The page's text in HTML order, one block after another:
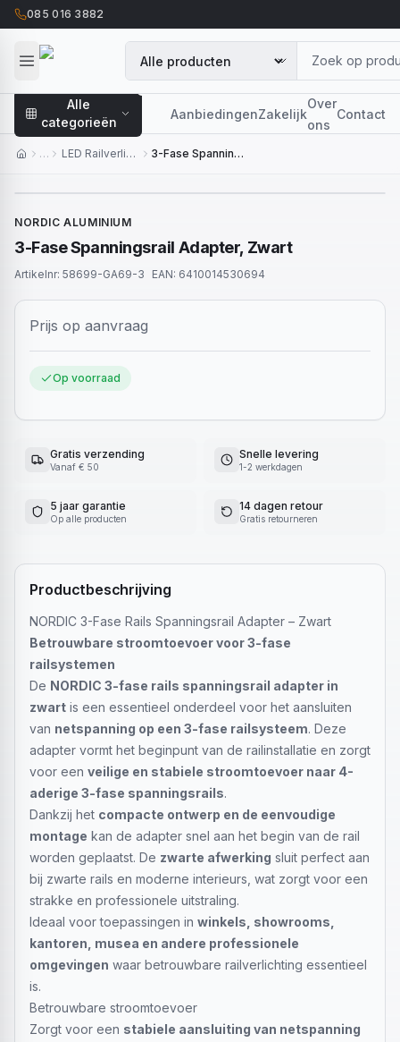
085 016 3882
Alle
categorieën
AanbiedingenZakelijk
Over
ons
Contact
… LED Railverlichting 3-Fase Spanningsrail Adapter, Zwart
NORDIC ALUMINIUM
3-Fase Spanningsrail Adapter, Zwart
Artikelnr: 58699-GA69-3 EAN: 6410014530694
Prijs op aanvraag
Op voorraad
Gratis verzending
Vanaf € 50
Snelle levering
1-2 werkdagen
5 jaar garantie
Op alle producten
14 dagen retour
Gratis retourneren
Productbeschrijving
NORDIC 3-Fase Rails Spanningsrail Adapter – Zwart
Betrouwbare stroomtoevoer voor 3-fase
railsystemen
De NORDIC 3-fase rails spanningsrail adapter in
zwart is een essentieel onderdeel voor het aansluiten
van netspanning op een 3-fase railsysteem. Deze
adapter vormt het beginpunt van de railinstallatie en zorgt
voor een veilige en stabiele stroomtoevoer naar 4-
aderige 3-fase spanningsrails.
Dankzij het compacte ontwerp en de eenvoudige
montage kan de adapter snel aan het begin van de rail
worden geplaatst. De zwarte afwerking sluit perfect aan
bij zwarte rails en moderne interieurs, wat zorgt voor een
strakke en professionele uitstraling.
Ideaal voor toepassingen in winkels, showrooms,
kantoren, musea en andere professionele
omgevingen waar betrouwbare railverlichting essentieel
is.
Betrouwbare stroomtoevoer
Zorgt voor een stabiele aansluiting van netspanning